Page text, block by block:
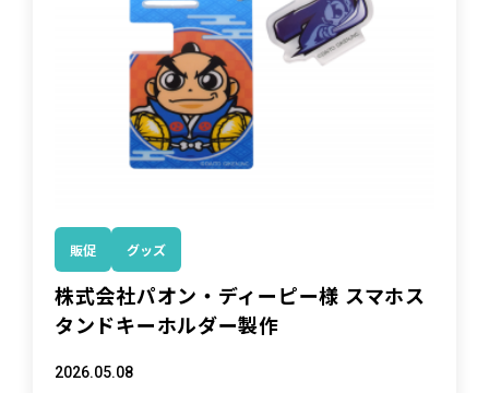
販促 グッズ
株式会社パオン・ディーピー様 スマホス
タンドキーホルダー製作
2026.05.08